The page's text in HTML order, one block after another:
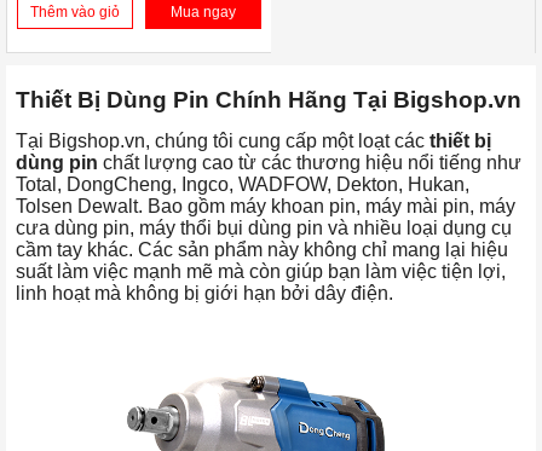
Thêm vào giỏ Mua ngay
Thiết Bị Dùng Pin Chính Hãng Tại Bigshop.vn
Tại Bigshop.vn, chúng tôi cung cấp một loạt các thiết bị
dùng pin chất lượng cao từ các thương hiệu nổi tiếng như
Total, DongCheng, Ingco, WADFOW, Dekton, Hukan,
Tolsen Dewalt. Bao gồm máy khoan pin, máy mài pin, máy
cưa dùng pin, máy thổi bụi dùng pin và nhiều loại dụng cụ
cầm tay khác. Các sản phẩm này không chỉ mang lại hiệu
suất làm việc mạnh mẽ mà còn giúp bạn làm việc tiện lợi,
linh hoạt mà không bị giới hạn bởi dây điện.